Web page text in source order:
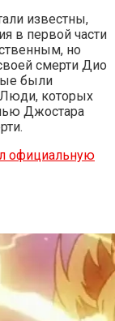
известны,
в первой части
но
смерти Дио
были
Люди, которых
Джостара
официальную